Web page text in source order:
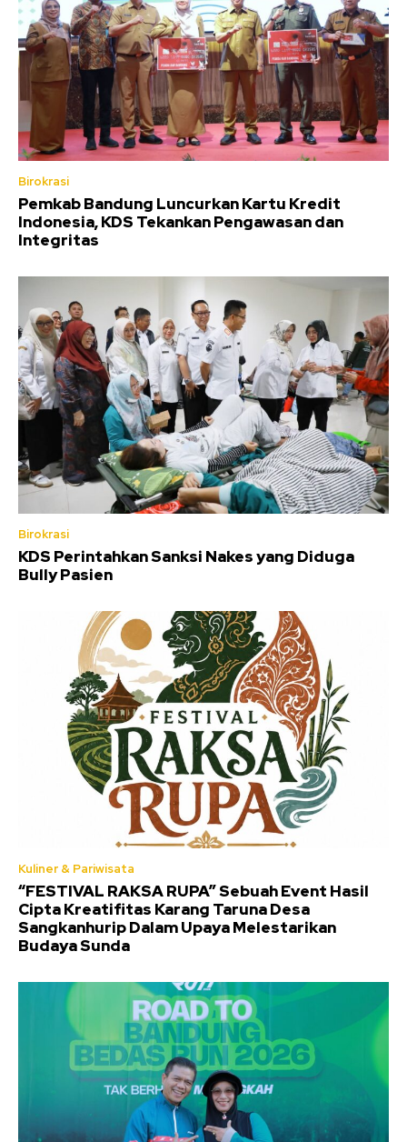
Birokrasi
Pemkab Bandung Luncurkan Kartu Kredit
Indonesia, KDS Tekankan Pengawasan dan
Integritas
Birokrasi
KDS Perintahkan Sanksi Nakes yang Diduga
Bully Pasien
Kuliner & Pariwisata
“FESTIVAL RAKSA RUPA” Sebuah Event Hasil
Cipta Kreatifitas Karang Taruna Desa
Sangkanhurip Dalam Upaya Melestarikan
Budaya Sunda